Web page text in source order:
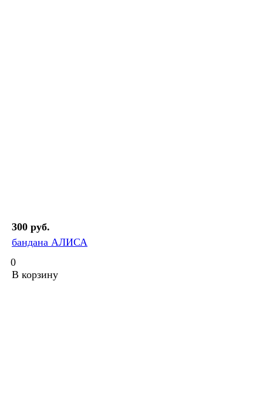
300 руб.
бандана АЛИСА
0
В корзину